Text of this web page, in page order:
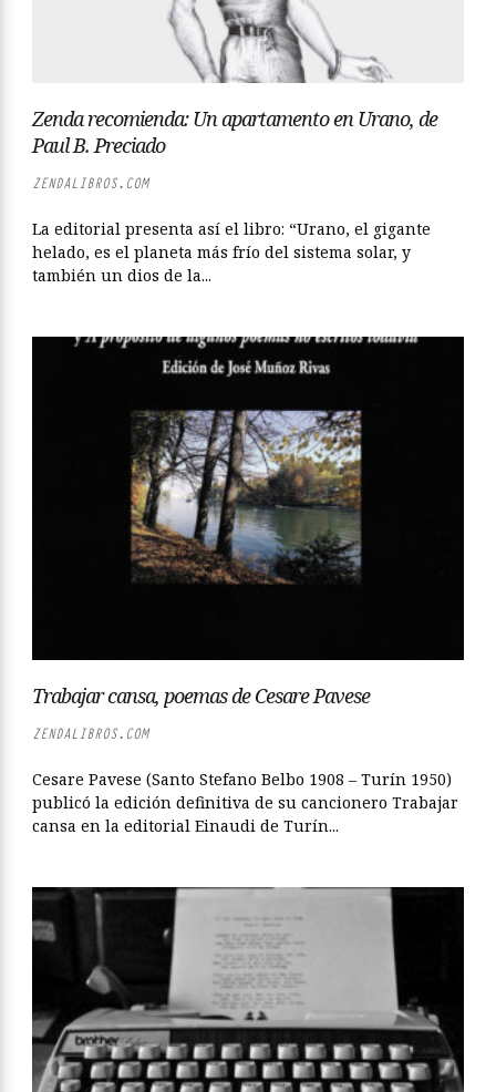
Zenda recomienda: Un apartamento en Urano, de
Paul B. Preciado
ZENDALIBROS.COM
La editorial presenta así el libro: “Urano, el gigante
helado, es el planeta más frío del sistema solar, y
también un dios de la...
Trabajar cansa, poemas de Cesare Pavese
ZENDALIBROS.COM
Cesare Pavese (Santo Stefano Belbo 1908 – Turín 1950)
publicó la edición definitiva de su cancionero Trabajar
cansa en la editorial Einaudi de Turín...